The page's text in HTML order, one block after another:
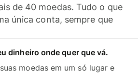
de 40 moedas. Tudo o que
única conta, sempre que
dinheiro onde quer que vá.
moedas em um só lugar e